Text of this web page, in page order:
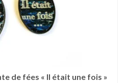
de fées « Il était une fois »